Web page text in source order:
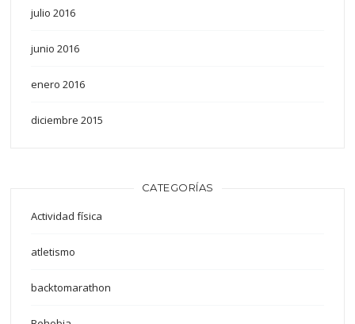
julio 2016
junio 2016
enero 2016
diciembre 2015
CATEGORÍAS
Actividad física
atletismo
backtomarathon